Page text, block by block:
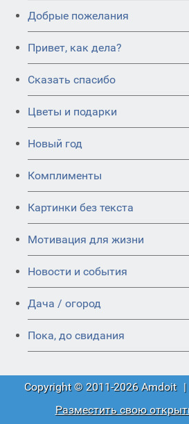
Добрые пожелания
Привет, как дела?
Сказать спасибо
Цветы и подарки
Новый год
Комплименты
Картинки без текста
Мотивация для жизни
Новости и события
Дача / огород
Пока, до свидания
Copyright © 2011-2026 Amdoit |
Разместить свою